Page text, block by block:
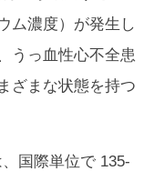
ム濃度）が発生し
うっ血性心不全患
ざまな状態を持つ
国際単位で 135-